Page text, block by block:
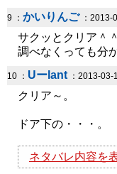
9 ： かいりんご：2013-
サクッとクリア＾＾
調べなくっても分
10 ： Uーlant：2013-03-
クリア～。
ドア下の・・・。
ネタバレ内容を